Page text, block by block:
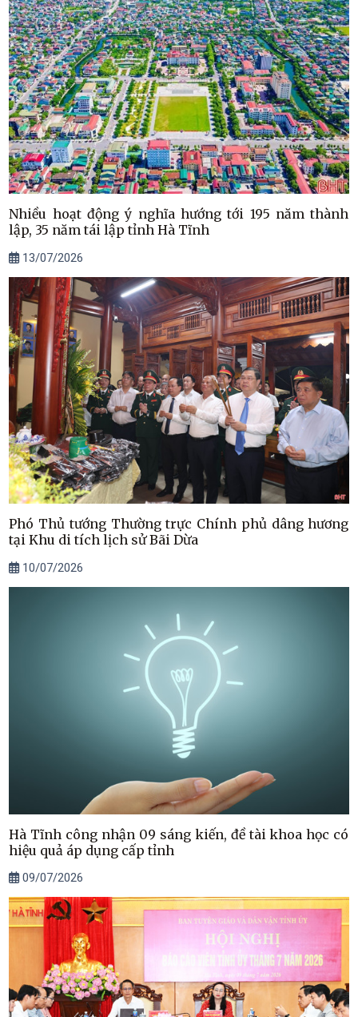
Nhiều hoạt động ý nghĩa hướng tới 195 năm thành
lập, 35 năm tái lập tỉnh Hà Tĩnh
13/07/2026
Phó Thủ tướng Thường trực Chính phủ dâng hương
tại Khu di tích lịch sử Bãi Dừa
10/07/2026
Hà Tĩnh công nhận 09 sáng kiến, đề tài khoa học có
hiệu quả áp dụng cấp tỉnh
09/07/2026